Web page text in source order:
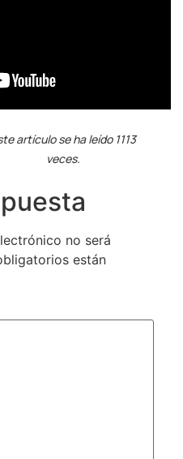
artículo se ha leído 1113
veces.
no será
están